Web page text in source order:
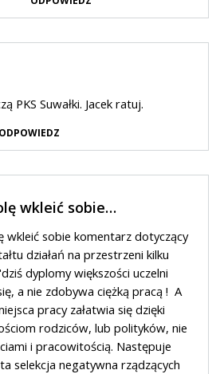
PKS Suwałki. Jacek ratuj.
ODPOWIEDZ
wkleić sobie…
wkleić sobie komentarz dotyczący
działań na przestrzeni kilku
dyplomy większości uczelni
a nie zdobywa ciężką pracą ! A
pracy załatwia się dzięki
rodziców, lub polityków, nie
i pracowitością. Następuje
selekcja negatywna rządzących